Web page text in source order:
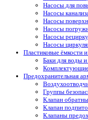
Насосы для
Насосы
Насосы
Насосы
Насосы
Насосы
Пластиковые ёмкости
Баки для воды и
Комплектующие
Предохранительная
Группы
Клапан
Клапан
Клапаны